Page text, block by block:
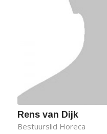
Rens van Dijk
Bestuurslid Horeca